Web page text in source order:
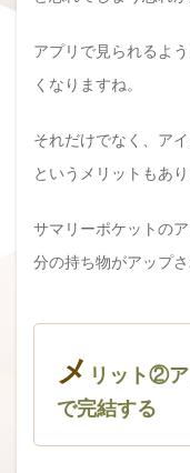
アプリで見られるよ
くなりますね。
それだけでなく、ア
というメリットもあり
サマリーポケットの
分の持ち物がアップ
メ リット②
で完結する